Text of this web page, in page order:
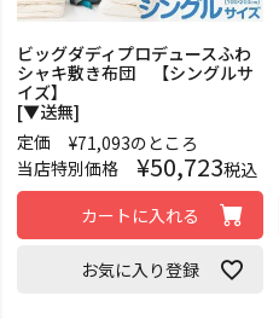
ビッグダディプロデュースふわ
シャキ敷き布団 【シングルサ
イズ】
[▼送無]
定価
¥71,093のところ
当店特別価格
¥50,723税込
カートに入れる
お気に入り登録